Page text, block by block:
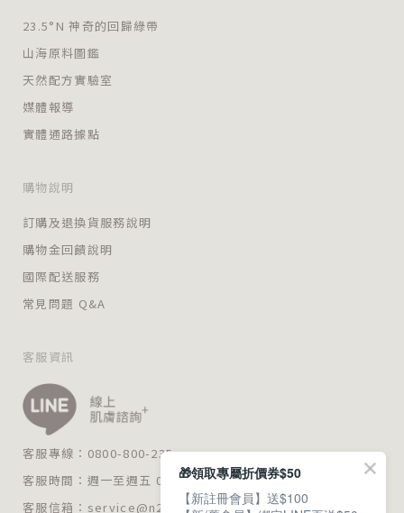
23.5°N 神奇的回歸綠帶
山海原料圖鑑
天然配方實驗室
媒體報導
實體通路據點
購物說明
訂購及退換貨服務說明
購物金回饋說明
國際配送服務
常見問題 Q&A
客服資訊
客服專線：0800-800-235
客服時間：週一至週五 09:00～18:00
客服信箱： service@n235.com.tw
🎁領取專屬折價券$50
【新註冊會員】送$100